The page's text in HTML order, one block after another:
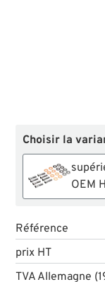
Choisir la
OEM
Référence
prix HT
TVA Allemagne